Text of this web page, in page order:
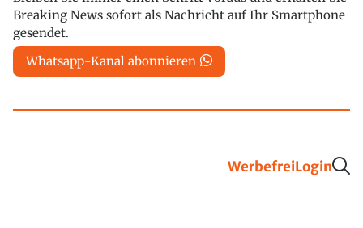
Breaking News sofort als Nachricht auf Ihr Smartphone
gesendet.
Whatsapp-Kanal abonnieren
WerbefreiLogin